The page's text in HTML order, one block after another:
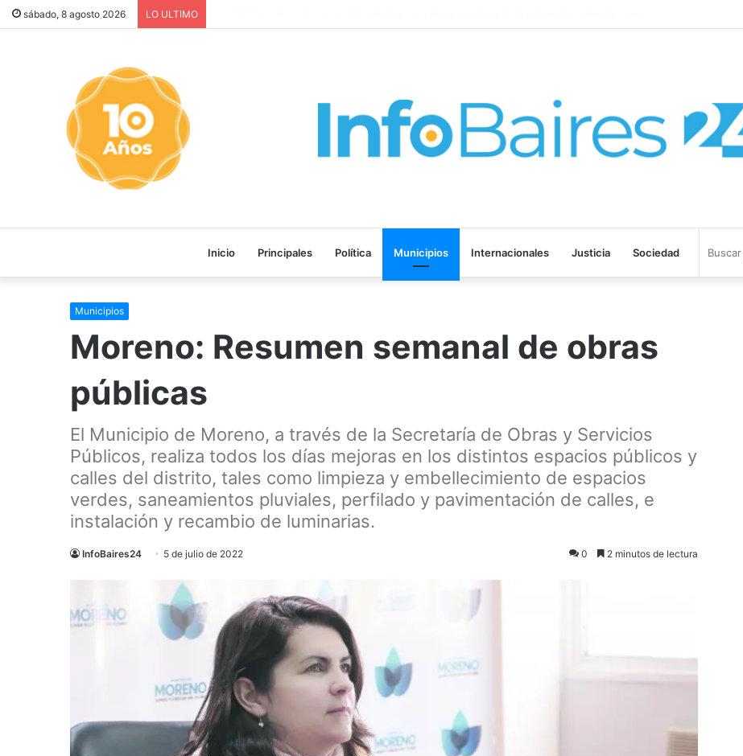
sábado, 8 agosto 2026 LO ULTIMO
Inicio Principales Política Municipios Internacionales Justicia Sociedad
Municipios
Moreno: Resumen semanal de obras
públicas
El Municipio de Moreno, a través de la Secretaría de Obras y Servicios
Públicos, realiza todos los días mejoras en los distintos espacios públicos y
calles del distrito, tales como limpieza y embellecimiento de espacios
verdes, saneamientos pluviales, perfilado y pavimentación de calles, e
instalación y recambio de luminarias.
InfoBaires24 5 de julio de 2022 0 2 minutos de lectura